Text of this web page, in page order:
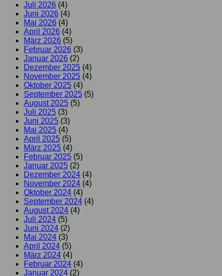
Juli 2026 (4)
Juni 2026 (4)
Mai 2026 (4)
April 2026 (4)
März 2026 (5)
Februar 2026 (3)
Januar 2026 (2)
Dezember 2025 (4)
November 2025 (4)
Oktober 2025 (4)
September 2025 (5)
August 2025 (5)
Juli 2025 (3)
Juni 2025 (3)
Mai 2025 (4)
April 2025 (5)
März 2025 (4)
Februar 2025 (5)
Januar 2025 (2)
Dezember 2024 (4)
November 2024 (4)
Oktober 2024 (4)
September 2024 (4)
August 2024 (4)
Juli 2024 (5)
Juni 2024 (2)
Mai 2024 (3)
April 2024 (5)
März 2024 (4)
Februar 2024 (4)
Januar 2024 (2)